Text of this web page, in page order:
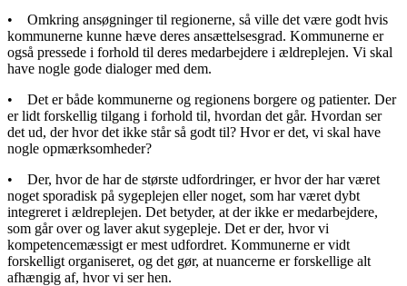
• Omkring ansøgninger til regionerne, så ville det være godt hvis
kommunerne kunne hæve deres ansættelsesgrad. Kommunerne er
også pressede i forhold til deres medarbejdere i ældreplejen. Vi skal
have nogle gode dialoger med dem.
• Det er både kommunerne og regionens borgere og patienter. Der
er lidt forskellig tilgang i forhold til, hvordan det går. Hvordan ser
det ud, der hvor det ikke står så godt til? Hvor er det, vi skal have
nogle opmærksomheder?
• Der, hvor de har de største udfordringer, er hvor der har været
noget sporadisk på sygeplejen eller noget, som har været dybt
integreret i ældreplejen. Det betyder, at der ikke er medarbejdere,
som går over og laver akut sygepleje. Det er der, hvor vi
kompetencemæssigt er mest udfordret. Kommunerne er vidt
forskelligt organiseret, og det gør, at nuancerne er forskellige alt
afhængig af, hvor vi ser hen.